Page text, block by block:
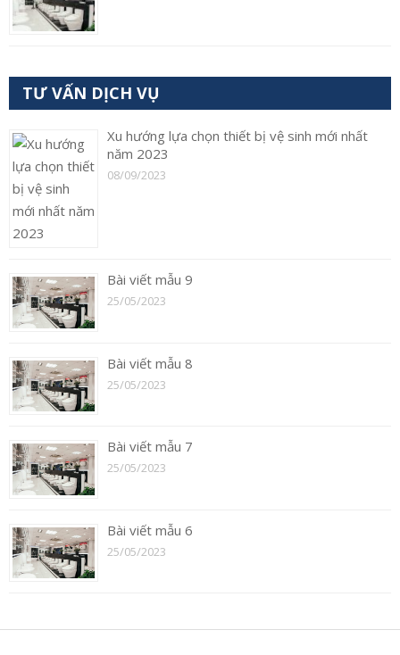
TƯ VẤN DỊCH VỤ
Xu hướng lựa chọn thiết bị vệ sinh mới nhất
năm 2023
08/09/2023
Bài viết mẫu 9
25/05/2023
Bài viết mẫu 8
25/05/2023
Bài viết mẫu 7
25/05/2023
Bài viết mẫu 6
25/05/2023